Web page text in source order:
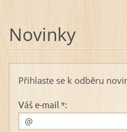
Novinky
Přihlaste se k odběru
Váš e-mail *: